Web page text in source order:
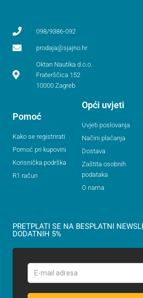
098/9386-092
prodaja@sjajno.hr
Oktan Nautika d.o.o.
Fraterščica 152
10000 Zagreb
Pomoć
Kako se registrirati
Pomoć pri kupovini
Korisnička podrška
R1 račun
Opći uvjeti
Uvjeti poslovanja
Načini plaćanja
Dostava
Zaštita osobnih
podataka
O nama
PRETPLATI SE NA BESPLATNI
DODATNIH 5%